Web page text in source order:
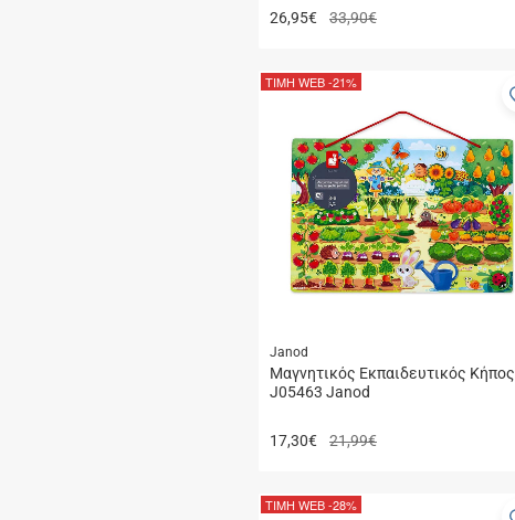
26,95€ 33,90€
Janod
Μαγνητικός Eκπαιδευτικός Kήπος
J05463 Janod
17,30€ 21,99€
ΤΙΜΗ WEB-21%
ΤΙΜΗ WEB-28%